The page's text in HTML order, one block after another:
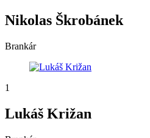
Nikolas Škrobánek
Brankár
1
Lukáš Križan